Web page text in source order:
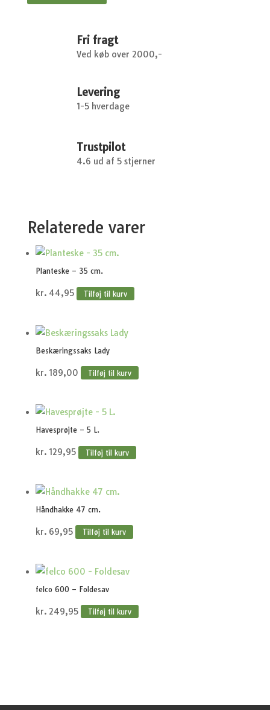
Fri fragt
Ved køb over 2000,-
Levering
1-5 hverdage
Trustpilot
4.6 ud af 5 stjerner
Relaterede varer
Planteske – 35 cm.
kr. 44,95 Tilføj til kurv
Beskæringssaks Lady
kr. 189,00 Tilføj til kurv
Havesprøjte – 5 L.
kr. 129,95 Tilføj til kurv
Håndhakke 47 cm.
kr. 69,95 Tilføj til kurv
felco 600 – Foldesav
kr. 249,95 Tilføj til kurv